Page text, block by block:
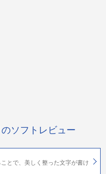
のソフトレビュー
とで、美しく整った文字が書け